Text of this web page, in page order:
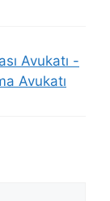
Avukatı -
Avukatı